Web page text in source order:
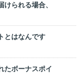
けられる場合、
とはなんです
たボーナスポイ